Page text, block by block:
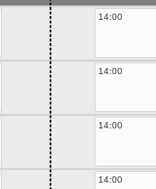
14:00
14:00
14:00
14:00